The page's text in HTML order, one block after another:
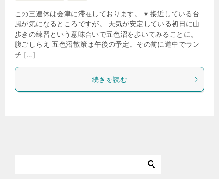
この三連休は会津に滞在しております。 ※ 接近している台
風が気になるところですが。 天気が安定している初日に山
歩きの練習という意味合いで五色沼を歩いてみることに。
腹ごしらえ 五色沼散策は午後の予定。その前に道中でラン
チ […]
続きを読む